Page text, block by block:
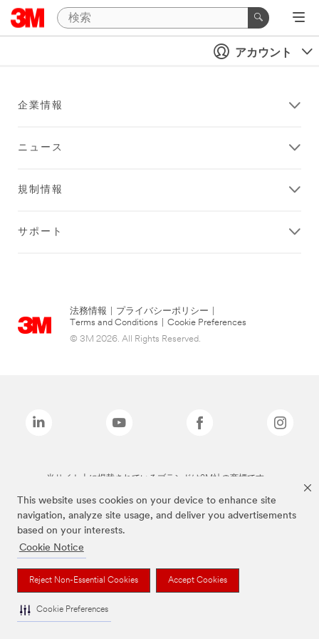
This website uses cookies on your device to enhance site
navigation, analyze site usage, and deliver you advertisements
based on your interests.
Cookie Notice
Reject Non-Essential Cookies Accept Cookies
Cookie Preferences
アカウント
企業情報
ニュース
規制情報
サポート
法務情報 プライバシーポリシー
Terms and Conditions
Cookie Preferences
© 3M 2026. All Rights Reserved.
当サイト上に掲載されているブランドは3M社の商標です。